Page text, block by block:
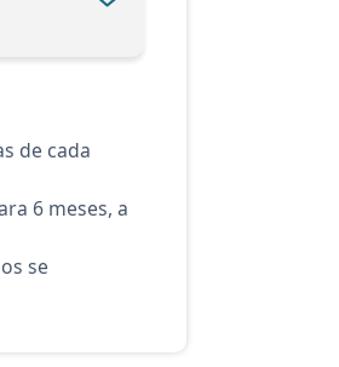
de cada
6 meses, a
se